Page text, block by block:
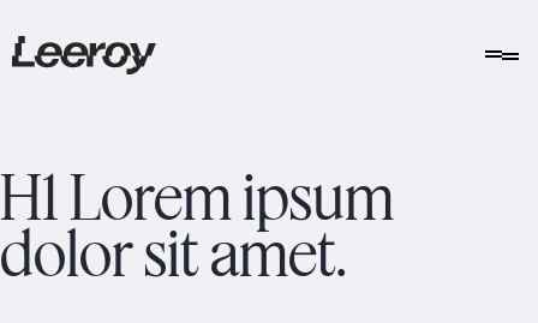
H1 Lorem ipsum
dolor sit amet.